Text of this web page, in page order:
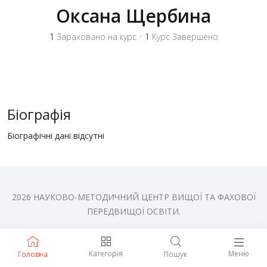
Головна Категорія Пошук Меню
Оксана Щербина
1 Зараховано на курс • 1 Курс Завершено
Біографія
Біографічні дані відсутні
2026 НАУКОВО-МЕТОДИЧНИЙ ЦЕНТР ВИЩОЇ ТА ФАХОВОЇ
ПЕРЕДВИЩОЇ ОСВІТИ.